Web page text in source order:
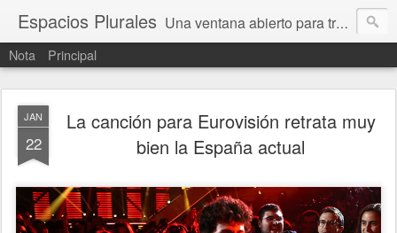
Espacios Plurales Una ventana abierto para tratar problemas que nos afectan a todxs. Temas sociales, educación, cultura, economía, política, derechos, calidad de vida. Estamos gobernados, pero queremos una calidad mayor en la política.
Nota Principal
JAN
22
La canción para Eurovisión retrata muy
bien la España actual